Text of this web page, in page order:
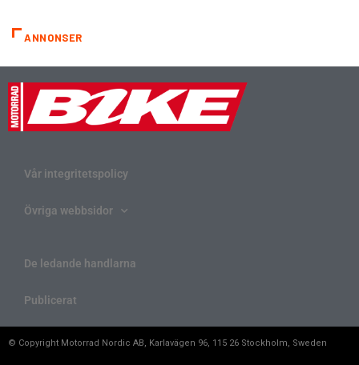
ANNONSER
Vår integritetspolicy
Övriga webbsidor
De ledande handlarna
Publicerat
© Copyright Motorrad Nordic AB, Karlavägen 96, 115 26 Stockholm, Sweden